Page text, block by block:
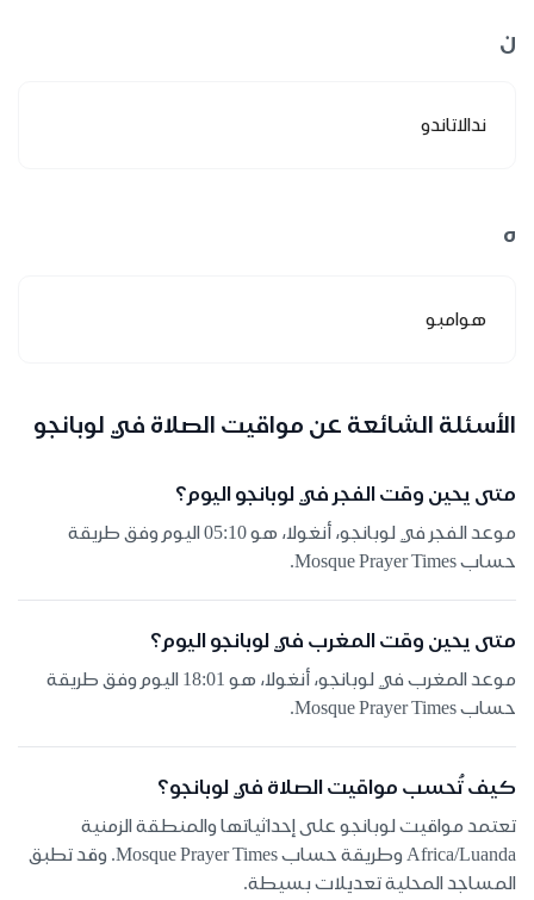
ن
ندالاتاندو
ه
هوامبو
الأسئلة الشائعة عن مواقيت الصلاة في لوبانجو
متى يحين وقت الفجر في لوبانجو اليوم؟
موعد الفجر في لوبانجو، أنغولا، هو 05:10 اليوم وفق طريقة
حساب Mosque Prayer Times.
متى يحين وقت المغرب في لوبانجو اليوم؟
موعد المغرب في لوبانجو، أنغولا، هو 18:01 اليوم وفق طريقة
حساب Mosque Prayer Times.
كيف تُحسب مواقيت الصلاة في لوبانجو؟
تعتمد مواقيت لوبانجو على إحداثياتها والمنطقة الزمنية
Africa/Luanda وطريقة حساب Mosque Prayer Times. وقد تطبق
المساجد المحلية تعديلات بسيطة.